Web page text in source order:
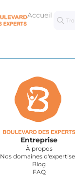
Accueil
Entreprise
À propos
Nos domaines
Blog
FAQ